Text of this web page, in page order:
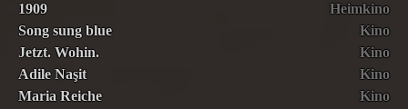
1909
Heimkino
Song sung blue
Kino
Jetzt. Wohin.
Kino
Adile Naşit
Kino
Maria Reiche
Kino